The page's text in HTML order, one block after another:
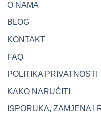
O NAMA
BLOG
KONTAKT
FAQ
POLITIKA PRIVATNOSTI
KAKO NARUČITI
ISPORUKA, ZAMJENA I